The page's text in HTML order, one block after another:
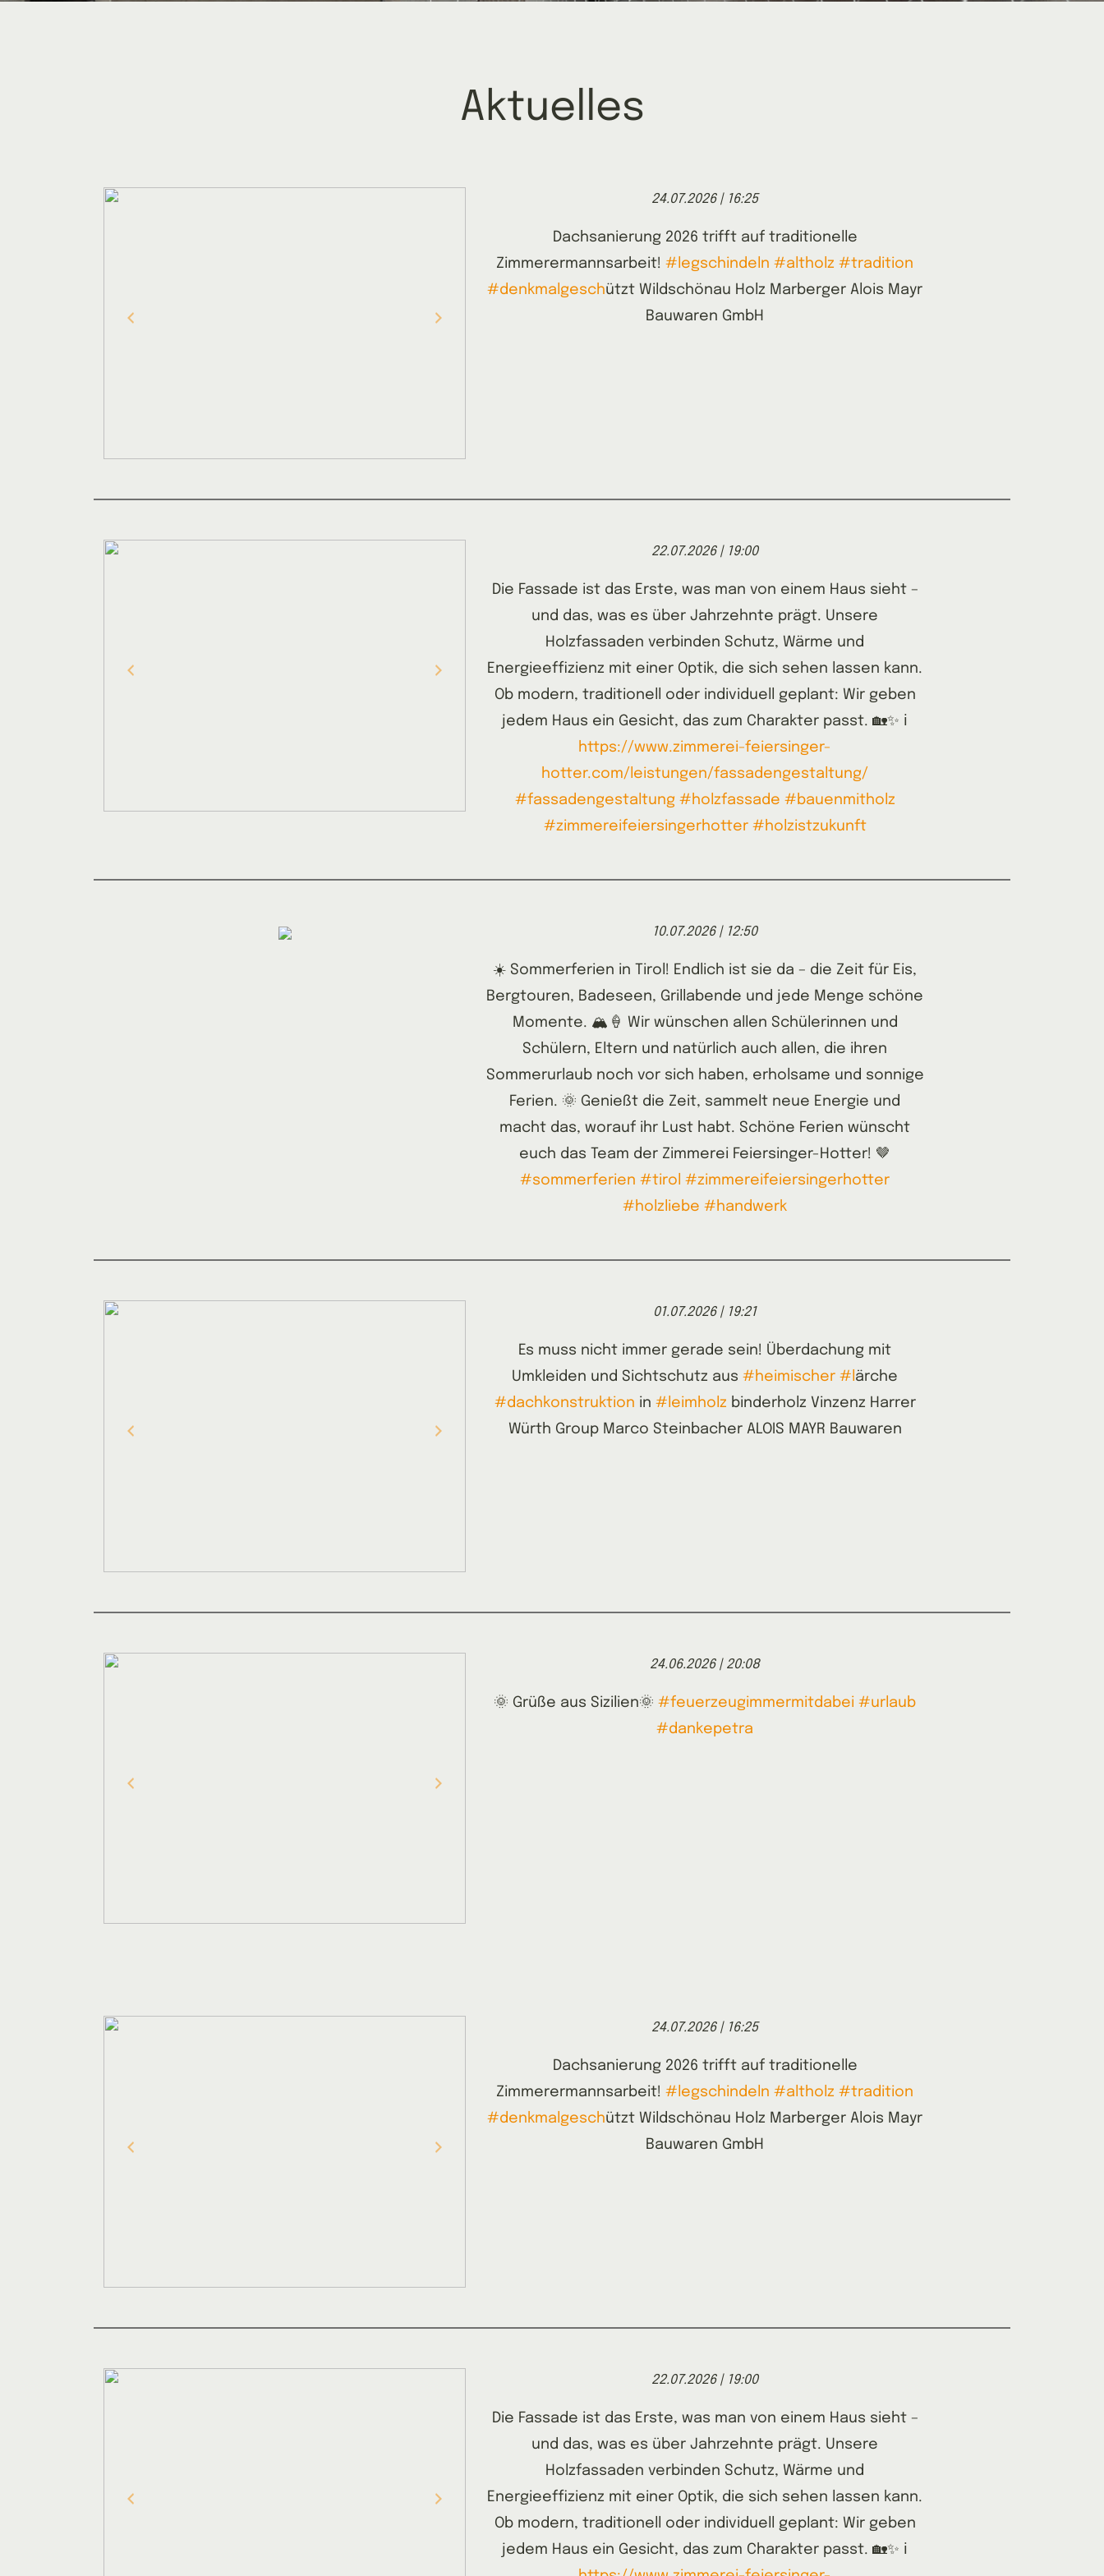
Aktuelles
24.07.2026 | 16:25
Dachsanierung 2026 trifft auf traditionelle
Zimmerermannsarbeit! #legschindeln #altholz #tradition
#denkmalgeschützt Wildschönau Holz Marberger Alois Mayr
Bauwaren GmbH
22.07.2026 | 19:00
Die Fassade ist das Erste, was man von einem Haus sieht –
und das, was es über Jahrzehnte prägt. Unsere
Holzfassaden verbinden Schutz, Wärme und
Energieeffizienz mit einer Optik, die sich sehen lassen kann.
Ob modern, traditionell oder individuell geplant: Wir geben
jedem Haus ein Gesicht, das zum Charakter passt. 🏡✨ ℹ️
https://www.zimmerei-feiersinger-
hotter.com/leistungen/fassadengestaltung/
#fassadengestaltung #holzfassade #bauenmitholz
#zimmereifeiersingerhotter #holzistzukunft
10.07.2026 | 12:50
☀️ Sommerferien in Tirol! Endlich ist sie da – die Zeit für Eis,
Bergtouren, Badeseen, Grillabende und jede Menge schöne
Momente. 🏔️🍦 Wir wünschen allen Schülerinnen und
Schülern, Eltern und natürlich auch allen, die ihren
Sommerurlaub noch vor sich haben, erholsame und sonnige
Ferien. 🌞 Genießt die Zeit, sammelt neue Energie und
macht das, worauf ihr Lust habt. Schöne Ferien wünscht
euch das Team der Zimmerei Feiersinger-Hotter! 🤎
#sommerferien #tirol #zimmereifeiersingerhotter
#holzliebe #handwerk
01.07.2026 | 19:21
Es muss nicht immer gerade sein! Überdachung mit
Umkleiden und Sichtschutz aus #heimischer #l ärche
#dachkonstruktion in #leimholz binderholz Vinzenz Harrer
Würth Group Marco Steinbacher ALOIS MAYR Bauwaren
24.06.2026 | 20:08
🌞 Grüße aus Sizilien🌞 #feuerzeugimmermitdabei #urlaub
#dankepetra
24.07.2026 | 16:25
Dachsanierung 2026 trifft auf traditionelle
Zimmerermannsarbeit! #legschindeln #altholz #tradition
#denkmalgeschützt Wildschönau Holz Marberger Alois Mayr
Bauwaren GmbH
22.07.2026 | 19:00
Die Fassade ist das Erste, was man von einem Haus sieht –
und das, was es über Jahrzehnte prägt. Unsere
Holzfassaden verbinden Schutz, Wärme und
Energieeffizienz mit einer Optik, die sich sehen lassen kann.
Ob modern, traditionell oder individuell geplant: Wir geben
jedem Haus ein Gesicht, das zum Charakter passt. 🏡✨ ℹ️